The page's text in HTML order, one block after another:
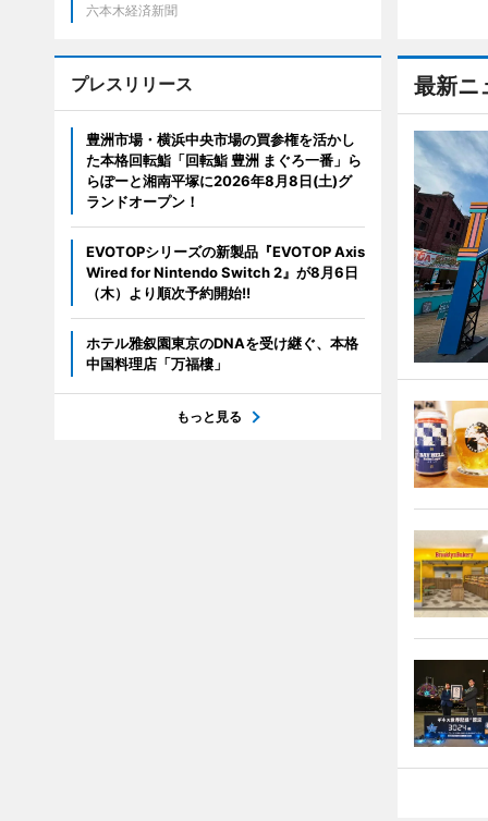
最新ニ
六本木経済新聞
プレスリリース
豊洲市場・横浜中央市場の買参権を活かし
た本格回転鮨「回転鮨 豊洲 まぐろ一番」ら
らぽーと湘南平塚に2026年8月8日(土)グ
ランドオープン！
EVOTOPシリーズの新製品『EVOTOP Axis
Wired for Nintendo Switch 2』が8月6日
（木）より順次予約開始!!
ホテル雅叙園東京のDNAを受け継ぐ、本格
中国料理店「万福樓」
もっと見る